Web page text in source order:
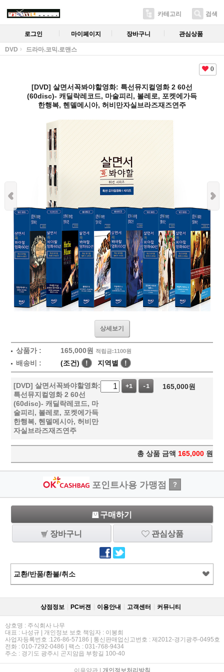
카테고리 검색
로그인 마이페이지 장바구니 관심상품
DVD 드라마.코믹.로맨스
0
[DVD] 살면서꼭봐야할영화: 특선뮤지컬영화 2 60선
(60disc)- 캐딜락레코드, 마술피리, 볼레로, 포켓에가득
한행복, 헨델메시아, 허비만자실브라즈재즈연주
상세보기
상품가 : 165,000원 적립금:1100원
배송비 : (조건) ! 지역별 !
[DVD] 살면서꼭봐야할영화:
특선뮤지컬영화 2 60선
(60disc)- 캐딜락레코드, 마
술피리, 볼레로, 포켓에가득
한행복, 헨델메시아, 허비만
자실브라즈재즈연주
+1 -1 165,000원
총 상품 금액 165,000 원
포인트사용 가맹점 ?
구매하기
장바구니 관심상품
교환/반품/환불/취소
상점정보 PC버젼 이용안내 고객센터 커뮤니티
상호명 : 주식회사 나무
대표 : 나성규 | 개인정보 보호 책임자 : 이봉희
사업자등록번호 :126-86-57186 | 통신판매업신고번호 : 제2012-경기광주-0495호
전화 : 010-7292-0486 | 팩스 : 031-768-9434
주소 : 경기도 광주시 곤지암읍 부항길 100-40
이용약관| 개인정보처리방침